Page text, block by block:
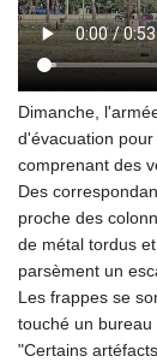
Dimanche,
d'évacuation
comprenant des
Des
proche des
de métal tordus
parsèment un
Les frappes se
touché un bureau
"Certains